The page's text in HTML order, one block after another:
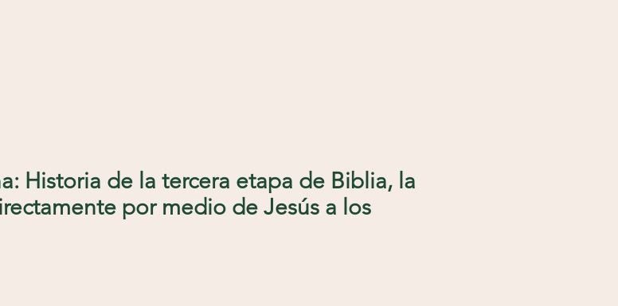
Historia de la tercera etapa de Biblia, la
por medio de Jesús a los